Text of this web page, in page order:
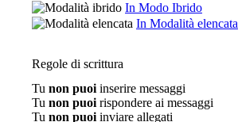
In Modo Ibrido
In Modalità elencata
Regole di scrittura
Tu non puoi inserire messaggi
Tu non puoi rispondere ai messaggi
Tu non puoi inviare allegati